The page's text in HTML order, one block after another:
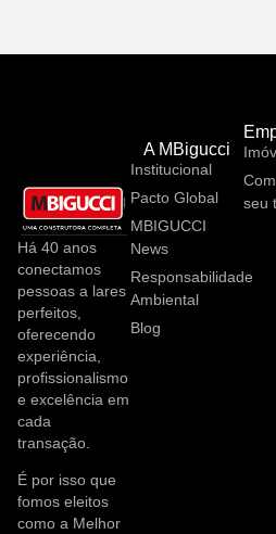
Há 40 anos
conectamos
pessoas a lares
perfeitos,
oferecendo
experiência,
profissionalismo
e excelência em
cada
transação.
É por isso que
fomos eleitos
como a Melhor
A MBigucci
Institucional
Pacto Global
MBIGUCCI
News
Responsabilidade
Ambiental
Blog
seu